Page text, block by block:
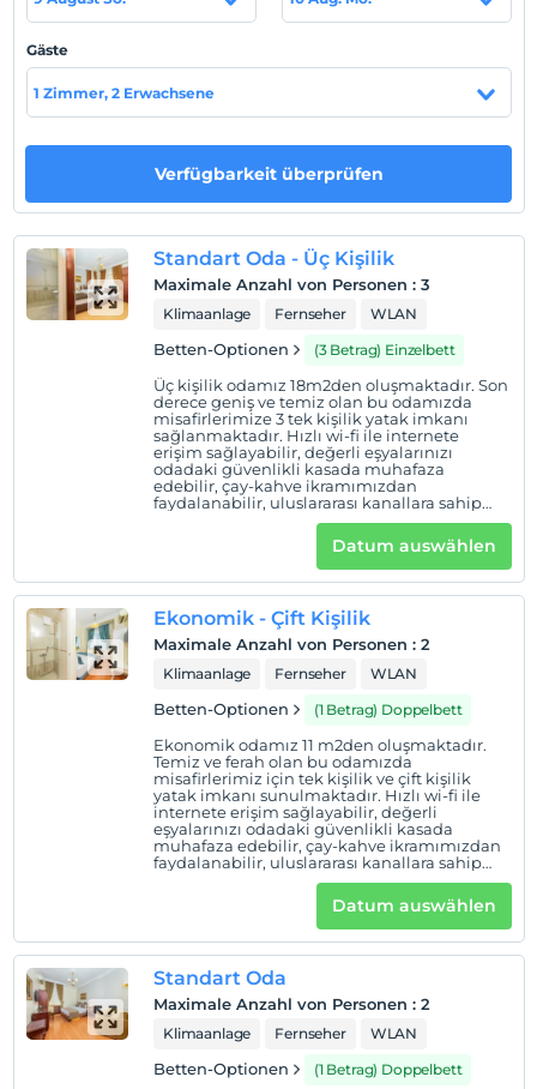
İpek Palace oteli, konuklarına dört farklı oda seçeneği
sunuyor. İstanbul, Türkiye'deki tüm odalar Osmanlı tarzı
mobilyalarla dekore edilmiş ve döşenmiştir. Bu tür bir
ortamı sunuyoruz çünkü ziyaret ettiğinizde Türk yaşam
tarzını tam olarak deneyimlemenizi istiyoruz. Ayrıca,
maliyet konusunda endişeleniyorsanız, bunu yapmayın
çünkü rezerve edebileceğiniz ucuz ve uygun fiyatlı
Tesisimizin havalimanı transfer hizmeti bulunmaktadır.
Sabiha Gökçen Havalimanı: Tek yön 50 Euro ve
maximum 5 kişi alabilmektedir.
İstanbul Havalimanı: Tek yön 45 Euro ve maximum 5 kişi
alabilmektedir.
İstanbul, Fatih, Sirkeci'de konumlanmaktadır.
Havaalanına 44 km uzaklıktadır.
Auf Karte
anzeigen
Rauchen im Zimmer verboten
Kind(er)
Der Aufenthalt für Kleinkinder bis zum Alter von 2 ist
1 Der Aufenthalt für Kind(er) unter dem Alter von 6
Gäste
1 Zimmer, 2 Erwachsene
Verfügbarkeit überprüfen
Standart Oda - Üç Kişilik
Maximale Anzahl von Personen : 3
Klimaanlage Fernseher WLAN
Betten-Optionen (3 Betrag) Einzelbett
Üç kişilik odamız 18m2den oluşmaktadır. Son
derece geniş ve temiz olan bu odamızda
misafirlerimize 3 tek kişilik yatak imkanı
sağlanmaktadır. Hızlı wi-fi ile internete
erişim sağlayabilir, değerli eşyalarınızı
odadaki güvenlikli kasada muhafaza
edebilir, çay-kahve ikramımızdan
faydalanabilir, uluslararası kanallara sahip
televizyonumuzu kullanabilirsiniz Ayrıca 7/24
ulaşabileceğiniz oda servisi ve resepsiyon
hizmetimiz bulunmaktadır.Datum auswählen
Ekonomik - Çift Kişilik
Maximale Anzahl von Personen : 2
Klimaanlage Fernseher WLAN
Betten-Optionen (1 Betrag) Doppelbett
Ekonomik odamız 11 m2den oluşmaktadır.
Temiz ve ferah olan bu odamızda
misafirlerimiz için tek kişilik ve çift kişilik
yatak imkanı sunulmaktadır. Hızlı wi-fi ile
internete erişim sağlayabilir, değerli
eşyalarınızı odadaki güvenlikli kasada
muhafaza edebilir, çay-kahve ikramımızdan
faydalanabilir, uluslararası kanallara sahip
televizyonumuzu kullanabilirsiniz. Ayrıca
7/24 ulaşabileceğiniz oda servisi ve
resepsiyon hizmetimiz bulunmaktadır.
Datum auswählen
Standart Oda
Maximale Anzahl von Personen : 2
Klimaanlage Fernseher WLAN
Betten-Optionen (1 Betrag) Doppelbett